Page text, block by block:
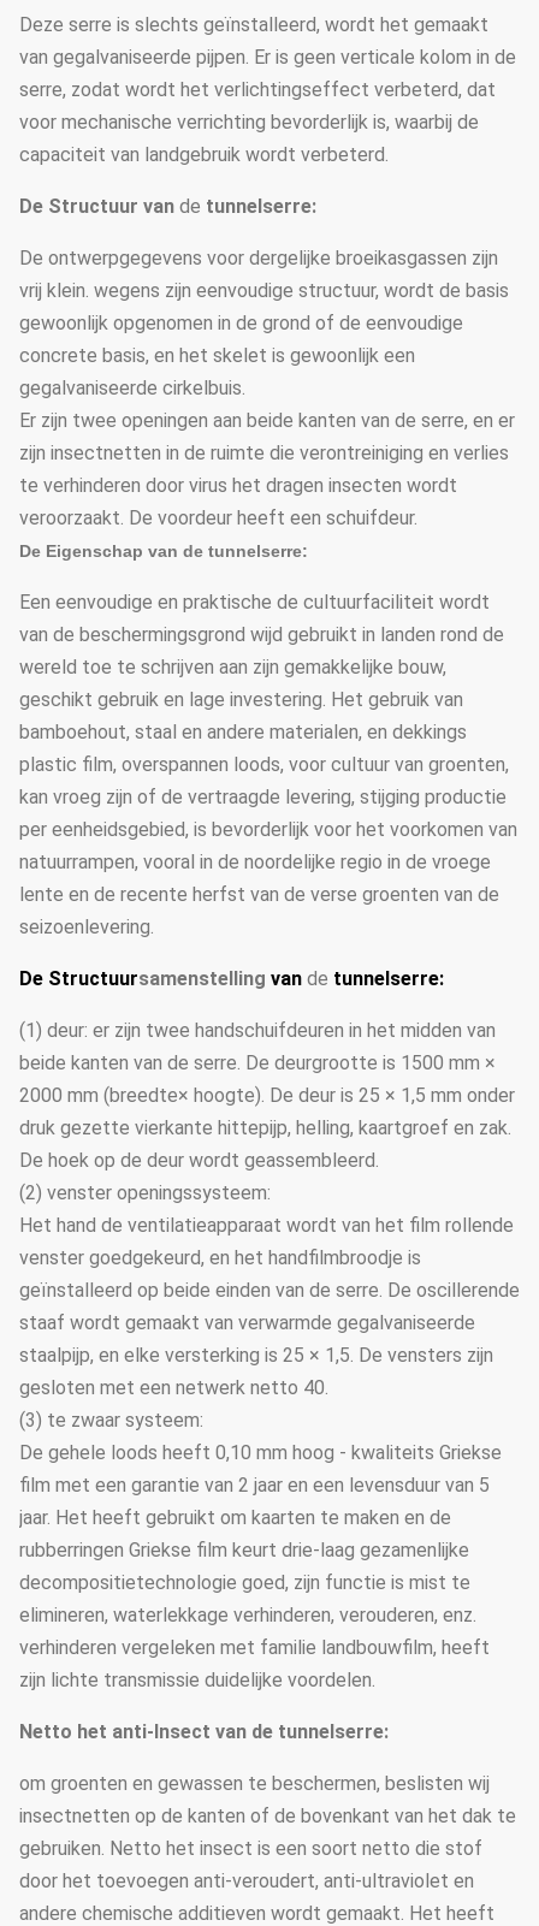
Deze serre is slechts geïnstalleerd, wordt het gemaakt
van gegalvaniseerde pijpen. Er is geen verticale kolom in de
serre, zodat wordt het verlichtingseffect verbeterd, dat
voor mechanische verrichting bevorderlijk is, waarbij de
capaciteit van landgebruik wordt verbeterd.
De Structuur van de tunnelserre:
De ontwerpgegevens voor dergelijke broeikasgassen zijn
vrij klein. wegens zijn eenvoudige structuur, wordt de basis
gewoonlijk opgenomen in de grond of de eenvoudige
concrete basis, en het skelet is gewoonlijk een
gegalvaniseerde cirkelbuis.
Er zijn twee openingen aan beide kanten van de serre, en er
zijn insectnetten in de ruimte die verontreiniging en verlies
te verhinderen door virus het dragen insecten wordt
veroorzaakt. De voordeur heeft een schuifdeur.
De Eigenschap van de tunnelserre:
Een eenvoudige en praktische de cultuurfaciliteit wordt
van de beschermingsgrond wijd gebruikt in landen rond de
wereld toe te schrijven aan zijn gemakkelijke bouw,
geschikt gebruik en lage investering. Het gebruik van
bamboehout, staal en andere materialen, en dekkings
plastic film, overspannen loods, voor cultuur van groenten,
kan vroeg zijn of de vertraagde levering, stijging productie
per eenheidsgebied, is bevorderlijk voor het voorkomen van
natuurrampen, vooral in de noordelijke regio in de vroege
lente en de recente herfst van de verse groenten van de
seizoenlevering.
De Structuursamenstelling van de tunnelserre:
(1) deur: er zijn twee handschuifdeuren in het midden van
beide kanten van de serre. De deurgrootte is 1500 mm ×
2000 mm (breedte× hoogte). De deur is 25 × 1,5 mm onder
druk gezette vierkante hittepijp, helling, kaartgroef en zak.
De hoek op de deur wordt geassembleerd.
(2) venster openingssysteem:
Het hand de ventilatieapparaat wordt van het film rollende
venster goedgekeurd, en het handfilmbroodje is
geïnstalleerd op beide einden van de serre. De oscillerende
staaf wordt gemaakt van verwarmde gegalvaniseerde
staalpijp, en elke versterking is 25 × 1,5. De vensters zijn
gesloten met een netwerk netto 40.
(3) te zwaar systeem:
De gehele loods heeft 0,10 mm hoog - kwaliteits Griekse
film met een garantie van 2 jaar en een levensduur van 5
jaar. Het heeft gebruikt om kaarten te maken en de
rubberringen Griekse film keurt drie-laag gezamenlijke
decompositietechnologie goed, zijn functie is mist te
elimineren, waterlekkage verhinderen, verouderen, enz.
verhinderen vergeleken met familie landbouwfilm, heeft
zijn lichte transmissie duidelijke voordelen.
Netto het anti-Insect van de tunnelserre:
om groenten en gewassen te beschermen, beslisten wij
insectnetten op de kanten of de bovenkant van het dak te
gebruiken. Netto het insect is een soort netto die stof
door het toevoegen anti-veroudert, anti-ultraviolet en
andere chemische additieven wordt gemaakt. Het heeft